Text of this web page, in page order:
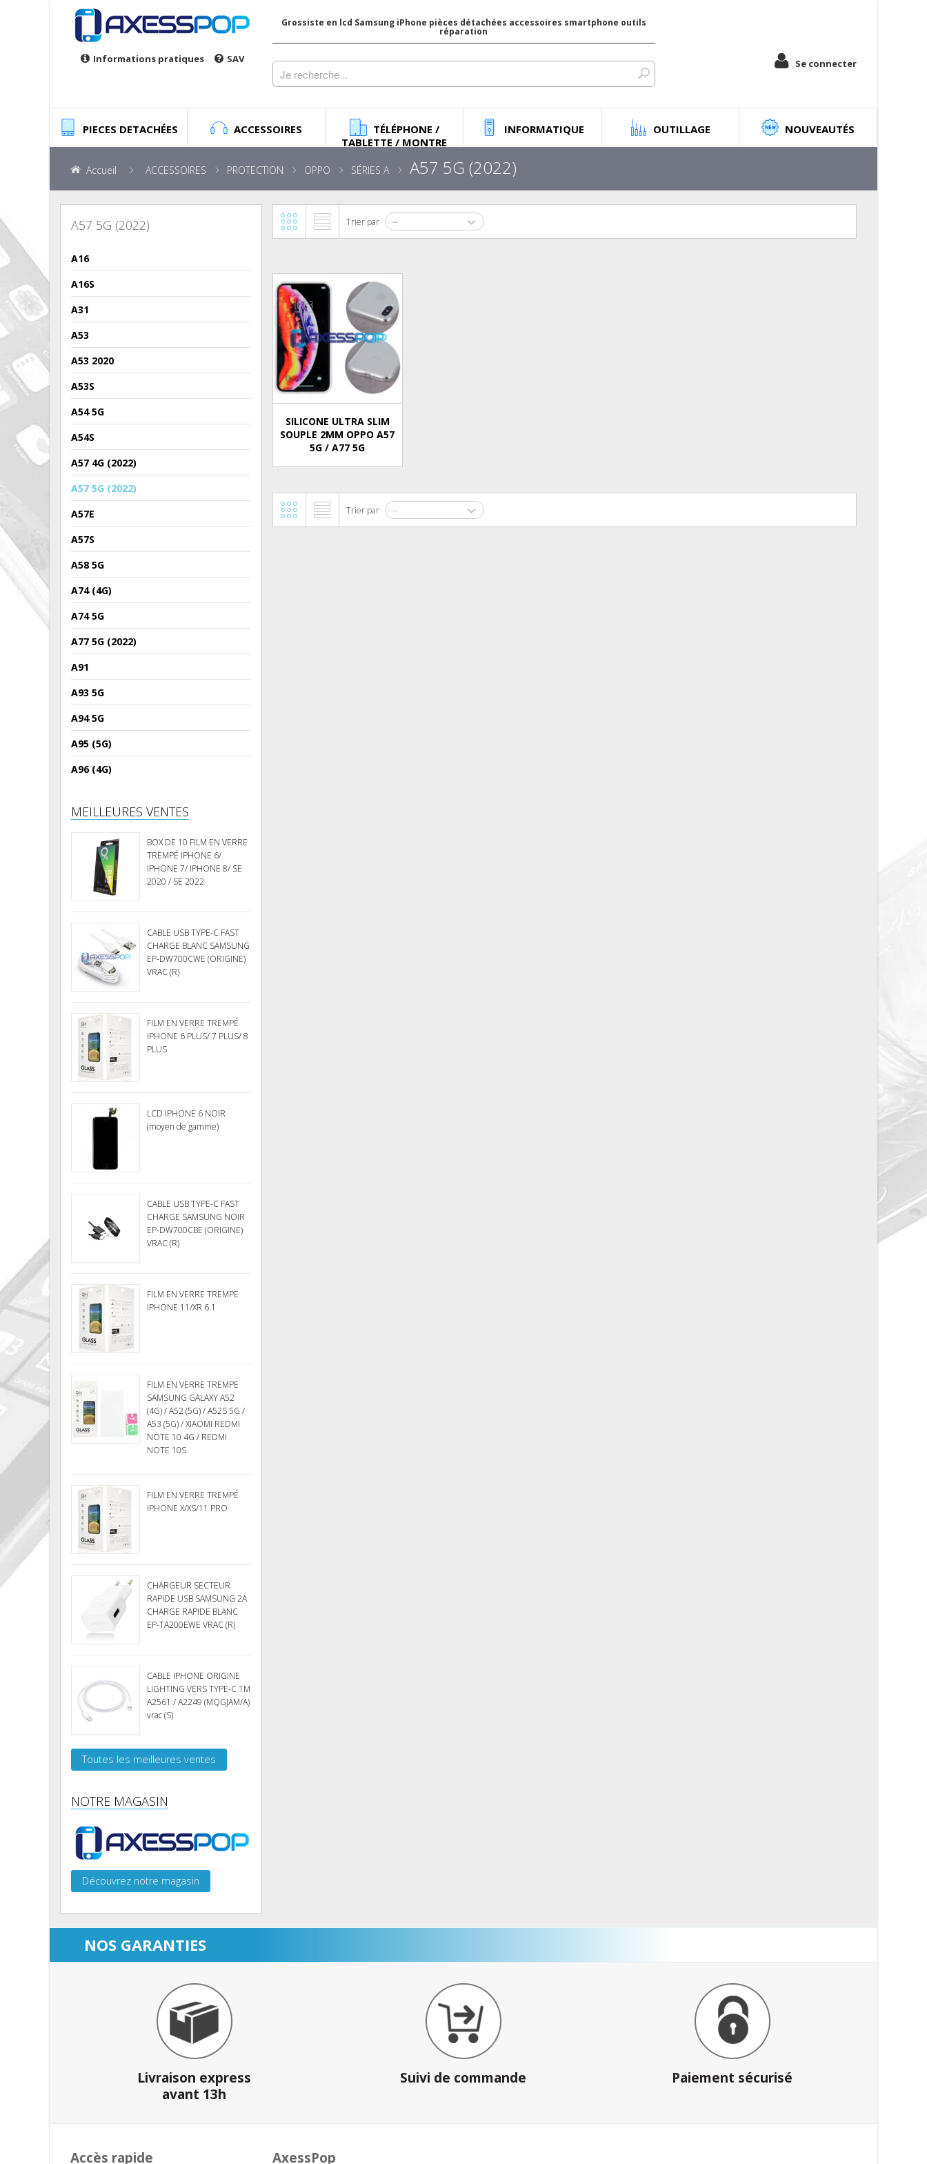
Informations pratiques SAV
Grossiste en lcd Samsung iPhone pièces détachées accessoires smartphone outils
réparation
Se connecter
PIECES DETACHÉES ACCESSOIRES
TÉLÉPHONE /
TABLETTE / MONTRE
INFORMATIQUE OUTILLAGE NOUVEAUTÉS
Accueil ACCESSOIRES PROTECTION OPPO SÉRIES A A57 5G (2022)
A57 5G (2022)
A16
A16S
A31
A53
A53 2020
A53S
A54 5G
A54S
A57 4G (2022)
A57 5G (2022)
A57E
A57S
A58 5G
A74 (4G)
A74 5G
A77 5G (2022)
A91
A93 5G
A94 5G
A95 (5G)
A96 (4G)
MEILLEURES VENTES
BOX DE 10 FILM EN VERRE
TREMPÉ IPHONE 6/
IPHONE 7/ IPHONE 8/ SE
2020 / SE 2022
CABLE USB TYPE-C FAST
CHARGE BLANC SAMSUNG
EP-DW700CWE (ORIGINE)
VRAC (R)
FILM EN VERRE TREMPÉ
IPHONE 6 PLUS/ 7 PLUS/ 8
PLUS
LCD IPHONE 6 NOIR
(moyen de gamme)
CABLE USB TYPE-C FAST
CHARGE SAMSUNG NOIR
EP-DW700CBE (ORIGINE)
VRAC (R)
FILM EN VERRE TREMPE
IPHONE 11/XR 6.1
FILM EN VERRE TREMPE
SAMSUNG GALAXY A52
(4G) / A52 (5G) / A52S 5G /
A53 (5G) / XIAOMI REDMI
NOTE 10 4G / REDMI
NOTE 10S
FILM EN VERRE TREMPÉ
IPHONE X/XS/11 PRO
CHARGEUR SECTEUR
RAPIDE USB SAMSUNG 2A
CHARGE RAPIDE BLANC
EP-TA200EWE VRAC (R)
CABLE IPHONE ORIGINE
LIGHTING VERS TYPE-C 1M
A2561 / A2249 (MQGJAM/A)
vrac (S)
Toutes les meilleures ventes
NOTRE MAGASIN
Découvrez notre magasin
Trier par --
SILICONE ULTRA SLIM
SOUPLE 2MM OPPO A57
5G / A77 5G
Trier par --
NOS GARANTIES
Livraison express
avant 13h
Suivi de commande Paiement sécurisé
Accès rapide AxessPop